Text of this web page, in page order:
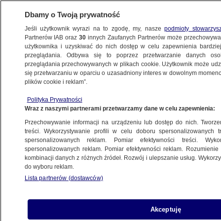
ŚWIAT
kłamstw" przez Rosję. Sikorski: nie macie
prawa
Oprac.Kamila Grenczyn
21.05.2026, 17:38
Posłuchaj artykułu
Dbamy o Twoją prywatność
Jeśli użytkownik wyrazi na to zgodę, my, naszepodmioty
Partnerów IAB oraz30 innych Zaufanych Partnerów może
użytkownika i uzyskiwać do nich dostęp w celu zapewnienia
przeglądania. Odbywa się to poprzez przetwarzanie danych
przeglądania przechowywanych w plikach cookie. Użytkownik może
się przetwarzaniu w oparciu o uzasadniony interes w dowolnym
plików cookie i reklam”.
Polityka Prywatności
Wraz z naszymi partnerami przetwarzamy dane w celu zapewnienia:
Przechowywanie informacji na urządzeniu lub dostęp do nich.
treści. Wykorzystywanie profili w celu doboru spersonalizowanych
spersonalizowanych reklam. Pomiar efektywności treści.
spersonalizowanych reklam. Pomiar efektywności reklam.
kombinacji danych z różnych źródeł. Rozwój i ulepszanie usług.
do wyboru reklam.
Lista partnerów (dostawców)
Akceptuję